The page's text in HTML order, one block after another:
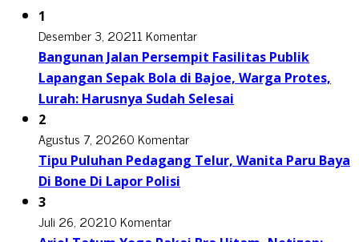
1
Desember 3, 20211 Komentar
Bangunan Jalan Persempit Fasilitas Publik
Lapangan Sepak Bola di Bajoe, Warga Protes,
Lurah: Harusnya Sudah Selesai
2
Agustus 7, 20260 Komentar
Tipu Puluhan Pedagang Telur, Wanita Paru Baya
Di Bone Di Lapor Polisi
3
Juli 26, 20210 Komentar